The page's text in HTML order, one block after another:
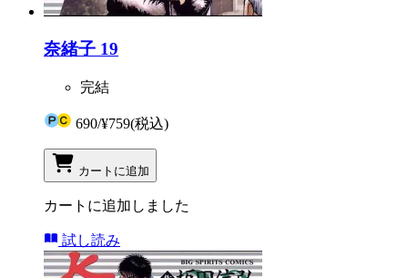
奈緒子 19
完結
690/¥759(税込)
カートに追加
カートに追加しました
試し読み